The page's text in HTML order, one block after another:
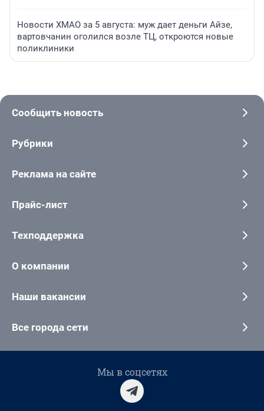
Новости ХМАО за 5 августа: муж дает деньги Айзе,
вартовчанин оголился возле ТЦ, откроются новые
поликлиники
Сообщить новость
Рубрики
Реклама на сайте
Прайс-лист
Техподдержка
О компании
Наши вакансии
Все города сети
Мы в соцсетях